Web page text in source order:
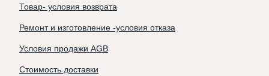
Товар- условия возврата
Ремонт и изготовление -условия отказа
Условия продажи AGB
Стоимость доставки